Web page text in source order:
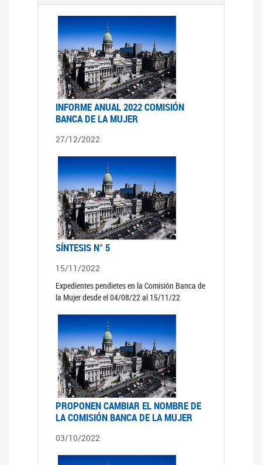
INFORME ANUAL 2022 COMISIÓN
BANCA DE LA MUJER
27/12/2022
SÍNTESIS N° 5
15/11/2022
Expedientes pendietes en la Comisión Banca de
la Mujer desde el 04/08/22 al 15/11/22
PROPONEN CAMBIAR EL NOMBRE DE
LA COMISIÓN BANCA DE LA MUJER
03/10/2022